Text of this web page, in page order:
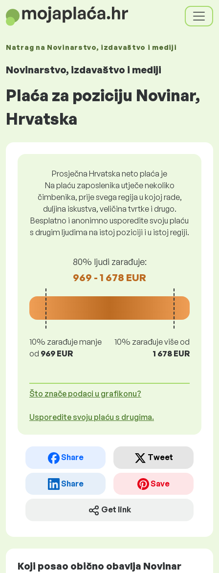
Natrag na Novinarstvo, izdavaštvo i mediji
Novinarstvo, izdavaštvo i mediji
Plaća za poziciju Novinar,
Hrvatska
Prosječna Hrvatska neto plaća je
Na plaću zaposlenika utječe nekoliko
čimbenika, prije svega regija u kojoj rade,
duljina iskustva, veličina tvrtke i drugo.
Besplatno i anonimno usporedite svoju plaću
s drugim ljudima na istoj poziciji i u istoj regiji.
80% ljudi zarađuje:
969 - 1 678 EUR
10% zarađuje manje
od 969 EUR
10% zarađuje više od
1 678 EUR
Što znače podaci u grafikonu?
Usporedite svoju plaću s drugima.
Share Tweet
Share Save
Get link
Koji posao obično obavlja Novinar